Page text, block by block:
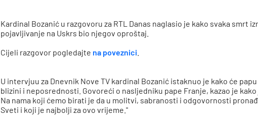
Kardinal Bozanić u razgovoru za RTL Danas naglasio je kako svaka smrt
pojavljivanje na Uskrs bio njegov oproštaj.
Cijeli razgovor pogledajte na poveznici
U intervjuu za Dnevnik Nove TV kardinal Bozanić istaknuo je kako će
blizini i neposrednosti. Govoreći o nasljedniku pape Franje, kazao je kako
Na nama koji ćemo birati je da u molitvi, sabranosti i odgovornosti
Sveti i koji je najbolji za ovo vrijeme."